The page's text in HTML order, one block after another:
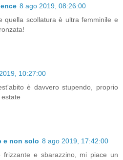
8 ago 2019, 08:26:00
quella scollatura è ultra femminile e
10:27:00
è davvero stupendo, proprio
e non solo 8 ago 2019, 17:42:00
e sbarazzino, mi piace un